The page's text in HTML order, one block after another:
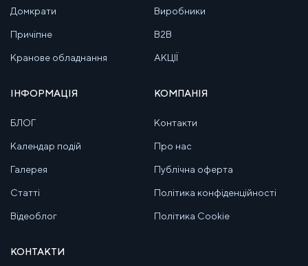
Домкрати
Причіпне
Кранове обладнання
Виробники
B2B
АКЦІЇ
ІНФОРМАЦІЯ
БЛОГ
Календар подій
Галерея
Статті
Відеоблог
КОМПАНІЯ
Контакти
Про нас
Публічна оферта
Політика конфіденційності
Політика Cookie
КОНТАКТИ